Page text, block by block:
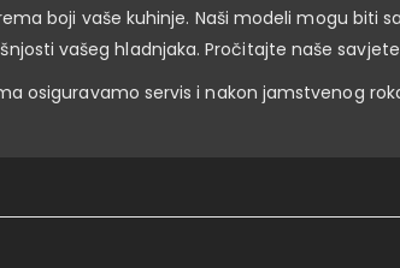
boji vaše kuhinje. Naši modeli mogu biti
vašeg hladnjaka. Pročitajte naše
osiguravamo servis i nakon jamstvenog